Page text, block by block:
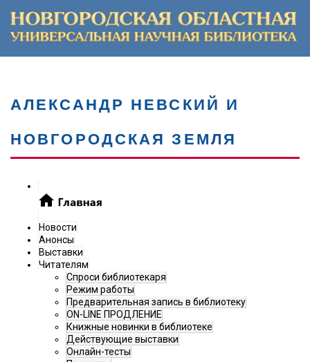
АЛЕКСАНДР НЕВСКИЙ И
НОВГОРОДСКАЯ ЗЕМЛЯ
Новости
Анонсы
Выставки
Читателям
Спроси библиотекаря
Режим работы
Предварительная запись в библиотеку
ON-LINE ПРОДЛЕНИЕ
Книжные новинки в библиотеке
Действующие выставки
Онлайн-тесты